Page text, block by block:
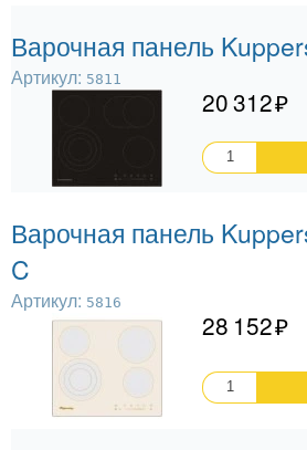
Варочная панель
Артикул: 5811
20 312
Варочная панель
C
Артикул: 5816
28 152